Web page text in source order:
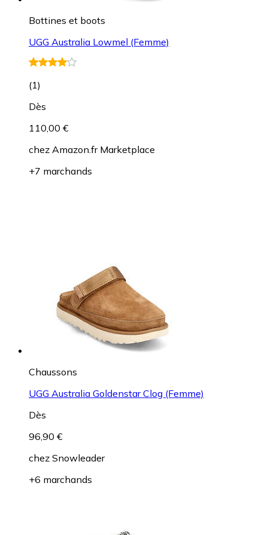
Bottines et boots
UGG Australia Lowmel (Femme)
(1)
Dès
110,00 €
chez Amazon.fr Marketplace
+7 marchands
Chaussons
UGG Australia Goldenstar Clog (Femme)
Dès
96,90 €
chez Snowleader
+6 marchands